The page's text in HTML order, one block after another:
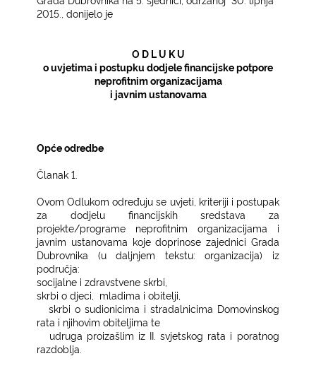
2015., donijelo je
O D L U K U
o uvjetima i postupku dodjele financijske potpore
neprofitnim organizacijama
i javnim ustanovama
Opće odredbe
Članak 1.
Ovom Odlukom određuju se uvjeti, kriteriji i postupak
za dodjelu financijskih sredstava za
projekte/programe neprofitnim organizacijama i
javnim ustanovama koje doprinose zajednici Grada
Dubrovnika (u daljnjem tekstu: organizacija) iz
područja:
socijalne i zdravstvene skrbi,
skrbi o djeci,
mladima i obitelji,
skrbi o sudionicima i stradalnicima Domovinskog
rata i njihovim obiteljima te
udruga proizašlim iz II. svjetskog rata i poratnog
razdoblja.